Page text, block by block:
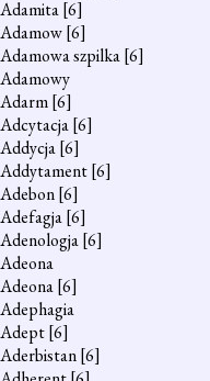
Adamita[6]
Adamow[6]
Adamowa szpilka[6]
Adamowy
Adarm[6]
Adcytacja[6]
Addycja[6]
Addytament[6]
Adebon[6]
Adefagja[6]
Adenologja[6]
Adeona
Adeona[6]
Adephagia
Adept[6]
Aderbistan[6]